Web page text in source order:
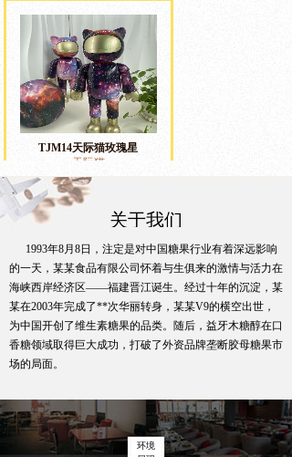
TJM14天际猫玫瑰星
天际猫
TJM13天际猫 焦糖
关于我们
1993年8月8日，注定是对中国糖果行业有着深远影响
的一天，某某食品有限公司怀着与生俱来的激情与活力在
海峡西岸经济区——福建晋江诞生。 经过十年的沉淀，某
某在2003年完成了**次华丽转身，某某V9的横空出世，
为中国开创了维生素糖果的品类。随后，益牙木糖醇在口
香糖领域取得巨大成功，打破了外资品牌垄断胶母糖果市
场的局面。
环境